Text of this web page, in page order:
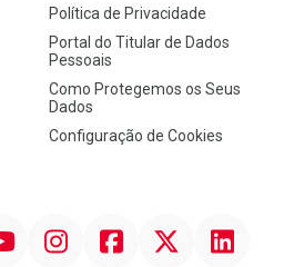
Política de Privacidade
Portal do Titular de Dados
Pessoais
Como Protegemos os Seus
Dados
Configuração de Cookies
InstagramFacebookTwitter Linkedin